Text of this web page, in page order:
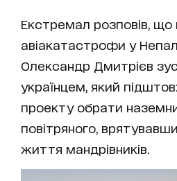
Екстремал розповів, що
авіакатастрофи у
Олександр Дмитрієв
українцем, який
проекту обрати
повітряного,
життя мандрівників.